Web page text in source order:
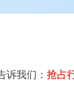
诉我们： 抢占